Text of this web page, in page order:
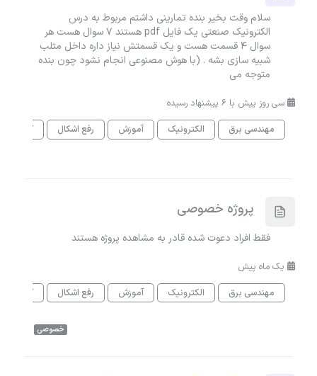
سلام وقت بخیر بنده تمارینی داشتم مربوط به درس
الکترونیک صنعتی یک فایل pdf هستند 7 سوال هست هر
سوال 4 قسمت هست و یک قسمتش نیاز داره داخل متلب
شبیه سازی بشه . (با هوش مصنوعی انجام نشود چون بنده
متوجه می
سی روز پیش با 6 پیشنهاد رسیده
مهندسی برق
الکترونیک آموزش رفع اشکال کمک در
پروژه خصوصی
فقط افراد دعوت شده قادر به مشاهده پروژه هستند
یک ماه پیش
مهندسی برق
الکترونیک آموزش رفع اشکال کمک در
خصوصی